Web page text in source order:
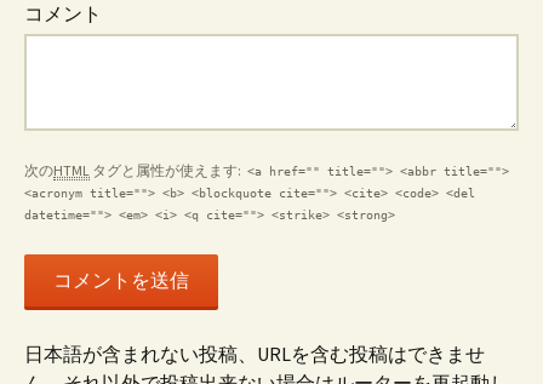
コメント
次のHTML タグと属性が使えます: <a href="" title=""> <abbr title="">
<acronym title=""> <b> <blockquote cite=""> <cite> <code> <del
datetime=""> <em> <i> <q cite=""> <strike> <strong>
日本語が含まれない投稿、URLを含む投稿はできませ